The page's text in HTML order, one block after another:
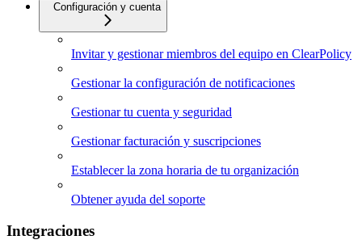
Configuración y cuenta
Invitar y gestionar miembros del equipo en ClearPolicy
Gestionar la configuración de notificaciones
Gestionar tu cuenta y seguridad
Gestionar facturación y suscripciones
Establecer la zona horaria de tu organización
Obtener ayuda del soporte
Integraciones